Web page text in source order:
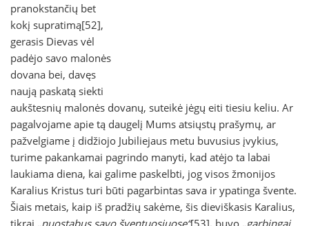
pranokstančių bet
kokį supratimą[52],
gerasis Dievas vėl
padėjo savo malonės
dovana bei, davęs
naują paskatą siekti
aukštesnių malonės dovanų, suteikė jėgų eiti tiesiu keliu. Ar
pagalvojame apie tą daugelį Mums atsiųstų prašymų, ar
pažvelgiame į didžiojo Jubiliejaus metu buvusius įvykius,
turime pakankamai pagrindo manyti, kad atėjo ta labai
laukiama diena, kai galime paskelbti, jog visos žmonijos
Karalius Kristus turi būti pagarbintas sava ir ypatinga švente.
Šiais metais, kaip iš pradžių sakėme, šis dieviškasis Karalius,